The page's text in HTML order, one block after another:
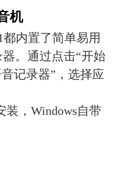
机
都内置了简单易用
。通过点击“开始
记录器”，选择应
装，Windows自带